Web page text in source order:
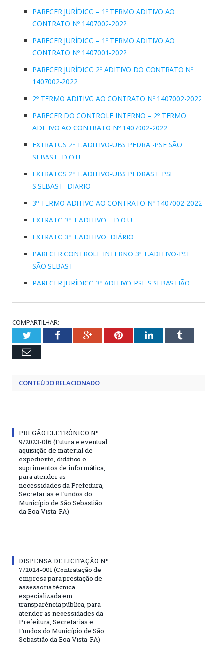
PARECER JURÍDICO – 1º TERMO ADITIVO AO
CONTRATO Nº 1407002-2022
PARECER JURÍDICO – 1º TERMO ADITIVO AO
CONTRATO Nº 1407001-2022
PARECER JURÍDICO 2º ADITIVO DO CONTRATO Nº
1407002-2022
2º TERMO ADITIVO AO CONTRATO Nº 1407002-2022
PARECER DO CONTROLE INTERNO – 2º TERMO
ADITIVO AO CONTRATO Nº 1407002-2022
EXTRATOS 2º T.ADITIVO-UBS PEDRA -PSF SÃO
SEBAST- D.O.U
EXTRATOS 2º T.ADITIVO-UBS PEDRAS E PSF
S.SEBAST- DIÁRIO
3º TERMO ADITIVO AO CONTRATO Nº 1407002-2022
EXTRATO 3º T.ADITIVO – D.O.U
EXTRATO 3º T.ADITIVO- DIÁRIO
PARECER CONTROLE INTERNO 3º T.ADITIVO-PSF
SÃO SEBAST
PARECER JURÍDICO 3º ADITIVO-PSF S.SEBASTIÃO
COMPARTILHAR:
TwitterFacebookGoogle+PinterestLinkedInTumblr
Email
CONTEÚDO RELACIONADO
PREGÃO ELETRÔNICO Nº
9/2023-016 (Futura e eventual
aquisição de material de
expediente, didático e
suprimentos de informática,
para atender as
necessidades da Prefeitura,
Secretarias e Fundos do
Município de São Sebastião
da Boa Vista-PA)
DISPENSA DE LICITAÇÃO Nº
7/2024-001 (Contratação de
empresa para prestação de
assessoria técnica
especializada em
transparência pública, para
atender as necessidades da
Prefeitura, Secretarias e
Fundos do Município de São
Sebastião da Boa Vista-PA)